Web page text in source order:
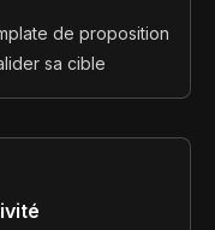
de proposition
sa cible